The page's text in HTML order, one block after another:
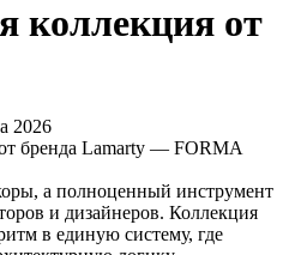
от
2026
бренда Lamarty — FORMA
а полноценный инструмент
и дизайнеров. Коллекция
в единую систему, где